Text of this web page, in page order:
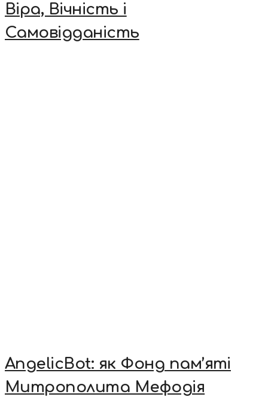
Віра, Вічність і
Самовідданість
AngelicBot: як Фонд пам’яті
Митрополита Мефодія